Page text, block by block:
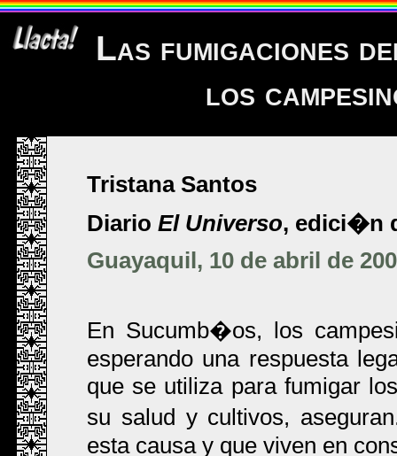
Las fumigaciones
los
Tristana Santos
Diario El Universo, edici�n
Guayaquil, 10 de abril de
En Sucumb�os, los
esperando una respuesta
que se utiliza para fumigar
su salud y cultivos,
esta causa y que viven en